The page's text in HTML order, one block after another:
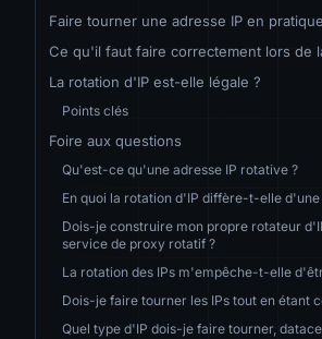
Faire tourner une adresse IP en pratique
Ce qu'il faut faire correctement lors de
La rotation d'IP est-elle légale ?
Points clés
Foire aux questions
Qu'est-ce qu'une adresse IP rotative ?
En quoi la rotation d'IP diffère-t-elle d'une
Dois-je construire mon propre rotateur
service de proxy rotatif ?
La rotation des IPs m'empêche-t-elle
Dois-je faire tourner les IPs tout en étant
Quel type d'IP dois-je faire tourner,